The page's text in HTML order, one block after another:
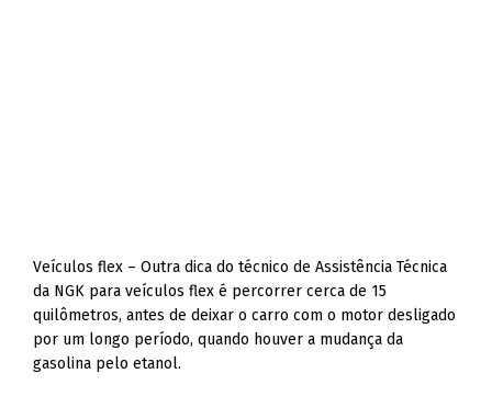
Veículos flex – Outra dica do técnico de Assistência Técnica
da NGK para veículos flex é percorrer cerca de 15
quilômetros, antes de deixar o carro com o motor desligado
por um longo período, quando houver a mudança da
gasolina pelo etanol.